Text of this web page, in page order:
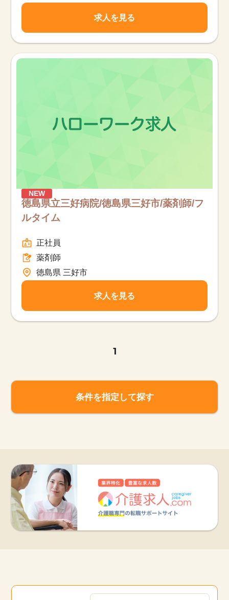
求人を見る
NEW
徳島県立三好病院/徳島県三好市/薬剤師/フ
ルタイム
正社員
薬剤師
徳島県 三好市
求人を見る
1
条件を指定して探す
17,033 件